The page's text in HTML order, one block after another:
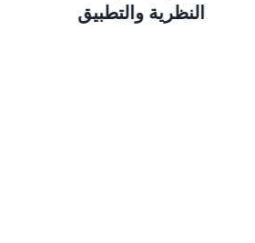
النظرية والتطبيق